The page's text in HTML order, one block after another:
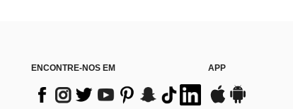
ENCONTRE-NOS EM APP